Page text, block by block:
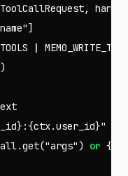
ToolCallRequest,
]
|
)
} :{ctx.user_id}"
.get("args") or {})